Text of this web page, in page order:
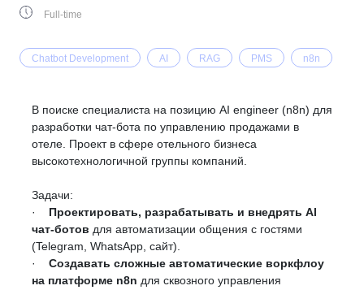
Full-time
Chatbot Development AI RAG PMS n8n
В поиске специалиста на позицию AI engineer (n8n) для
разработки чат-бота по управлению продажами в
отеле. Проект в сфере отельного бизнеса
высокотехнологичной группы компаний.
Задачи:
· Проектировать, разрабатывать и внедрять AI
чат-ботов для автоматизации общения с гостями
(Telegram, WhatsApp, сайт).
· Создавать сложные автоматические воркфлоу
на платформе n8n для сквозного управления